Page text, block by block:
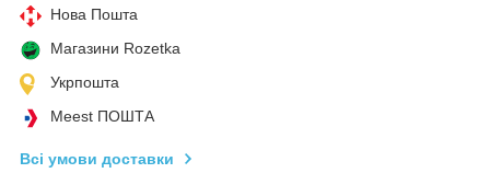
Нова Пошта
Магазини Rozetka
Укрпошта
Meest ПОШТА
Всі умови доставки